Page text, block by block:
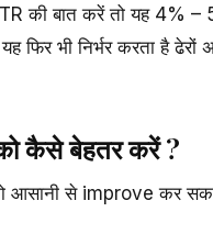
की बात करें तो यह 4% –
यह फिर भी निर्भर करता
कैसे बेहतर करें ?
आसानी से improve कर